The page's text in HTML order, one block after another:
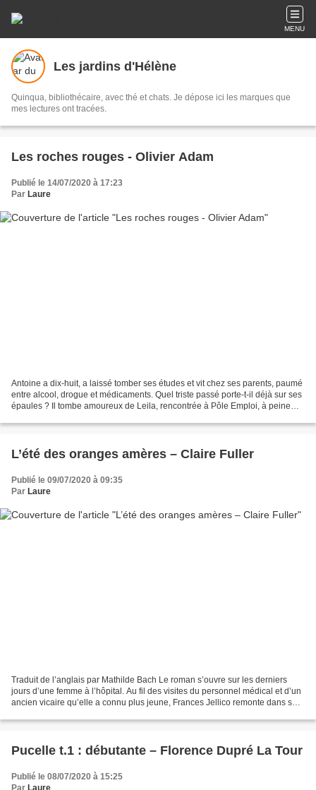
MENU
Les jardins d'Hélène
Quinqua, bibliothécaire, avec thé et chats. Je dépose ici les marques que
mes lectures ont tracées.
Les roches rouges - Olivier Adam
Publié le 14/07/2020 à 17:23
Par Laure
Antoine a dix-huit, a laissé tomber ses études et vit chez ses parents, paumé
entre alcool, drogue et médicaments. Quel triste passé porte-t-il déjà sur ses
épaules ? Il tombe amoureux de Leila, rencontrée à Pôle Emploi, à peine
L’été des oranges amères – Claire Fuller
Publié le 09/07/2020 à 09:35
Par Laure
Traduit de l’anglais par Mathilde Bach Le roman s’ouvre sur les derniers
jours d’une femme à l’hôpital. Au fil des visites du personnel médical et d’un
ancien vicaire qu’elle a connu plus jeune, Frances Jellico remonte dans ses
Pucelle t.1 : débutante – Florence Dupré La Tour
Publié le 08/07/2020 à 15:25
Par Laure